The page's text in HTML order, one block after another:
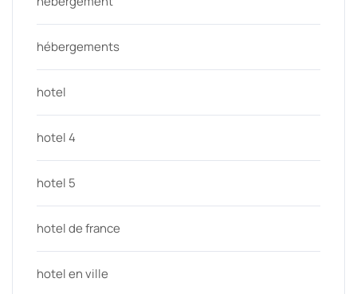
hébergements
hotel
hotel 4
hotel 5
hotel de france
hotel en ville